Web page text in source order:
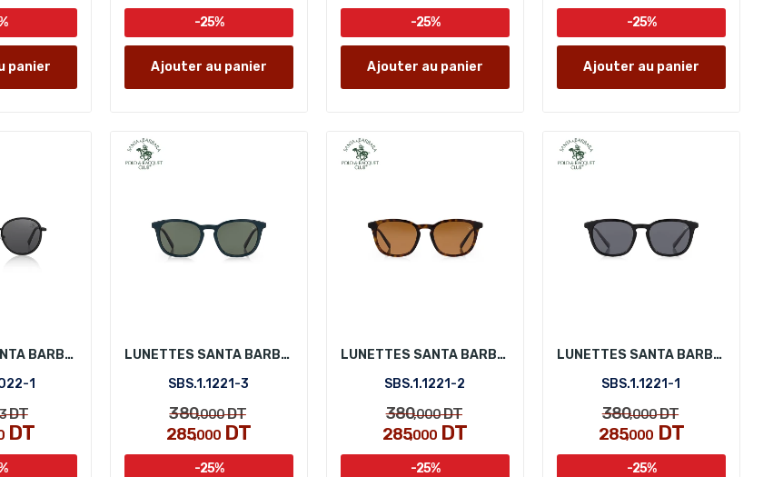
panier
-25%
Ajouter au panier
-25%
Ajouter au panier
-25%
Ajouter au panier
LUNETTES SANTA BARBARA POLO SBS.2.5022-1
1
DT
DT
LUNETTES SANTA BARBARA POLO SBS.1.1221-3
SBS.1.1221-3
380,000DT
285,000 DT
-25%
LUNETTES SANTA BARBARA POLO SBS.1.1221-2
SBS.1.1221-2
380,000DT
285,000 DT
-25%
LUNETTES SANTA BARBARA POLO SBS.1.1221-1
SBS.1.1221-1
380,000DT
285,000 DT
-25%